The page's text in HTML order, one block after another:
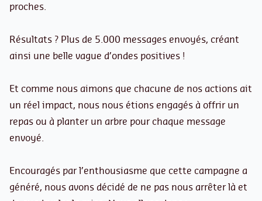
proches.
Résultats ? Plus de 5.000 messages envoyés, créant
ainsi une belle vague d’ondes positives !
Et comme nous aimons que chacune de nos actions ait
un réel impact, nous nous étions engagés à offrir un
repas ou à planter un arbre pour chaque message
envoyé.
Encouragés par l’enthousiasme que cette campagne a
généré, nous avons décidé de ne pas nous arrêter là et